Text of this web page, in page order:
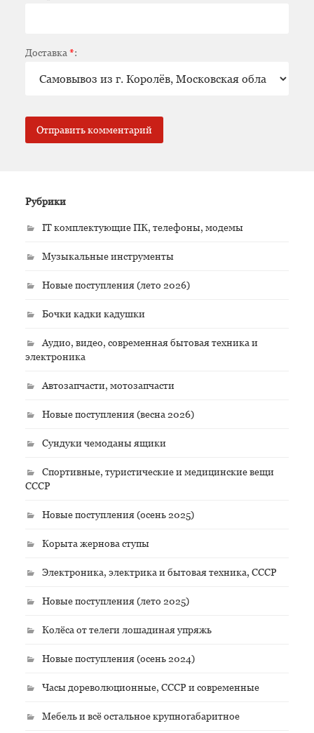
Доставка*:
Рубрики
IT комплектующие ПК, телефоны, модемы
Музыкальные инструменты
Новые поступления (лето 2026)
Бочки кадки кадушки
Аудио, видео, современная бытовая техника и
электроника
Автозапчасти, мотозапчасти
Новые поступления (весна 2026)
Сундуки чемоданы ящики
Спортивные, туристические и медицинские вещи
СССР
Новые поступления (осень 2025)
Корыта жернова ступы
Электроника, электрика и бытовая техника, СССР
Новые поступления (лето 2025)
Колёса от телеги лошадиная упряжь
Новые поступления (осень 2024)
Часы дореволюционные, СССР и современные
Мебель и всё остальное крупногабаритное